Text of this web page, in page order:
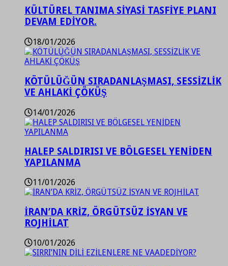
KÜLTÜREL TANIMA SİYASİ TASFİYE PLANI
DEVAM EDİYOR.
18/01/2026
KÖTÜLÜĞÜN SIRADANLAŞMASI, SESSİZLİK
VE AHLAKİ ÇÖKÜŞ
14/01/2026
HALEP SALDIRISI VE BÖLGESEL YENİDEN
YAPILANMA
11/01/2026
İRAN’DA KRİZ, ÖRGÜTSÜZ İSYAN VE
ROJHİLAT
10/01/2026